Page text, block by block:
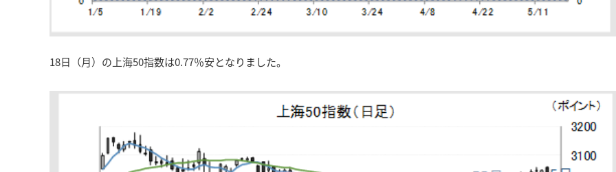
18日（月）の上海50指数は0.77％安となりました。